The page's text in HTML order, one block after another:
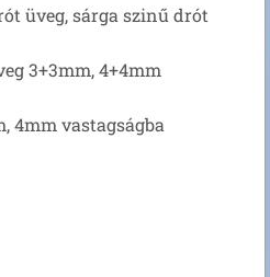
üveg, sárga szinű drót
3+3mm, 4+4mm
4mm vastagságba